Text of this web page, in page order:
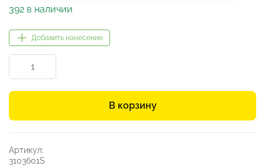
392 в наличии
Добавить нанесение
Количество
товара
Футболка
«HD
мужская
В корзину
Артикул:
3103601S